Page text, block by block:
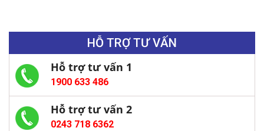
HỖ TRỢ TƯ VẤN
Hỗ trợ tư vấn 1
1900 633 486
Hỗ trợ tư vấn 2
0243 718 6362